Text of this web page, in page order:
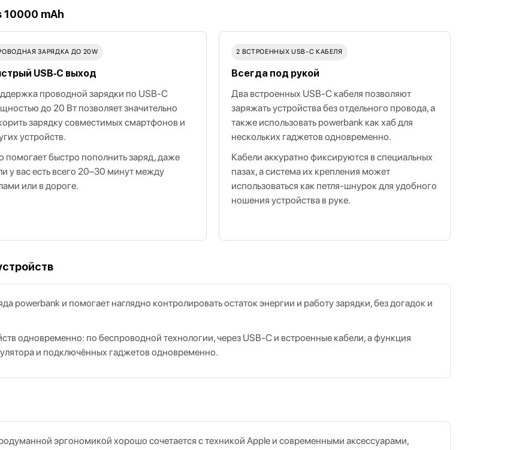
10000 mAh
ЗАРЯДКА ДО 20W
USB‑C выход
проводной зарядки по USB‑C
до 20 Вт позволяет значительно
зарядку совместимых смартфонов и
устройств.
помогает быстро пополнить заряд, даже
у вас есть всего 20–30 минут между
или в дороге.
2 ВСТРОЕННЫХ USB‑C КАБЕЛЯ
Всегда под рукой
Два встроенных USB‑C кабеля позволяют
заряжать устройства без отдельного провода, а
также использовать powerbank как хаб для
нескольких гаджетов одновременно.
Кабели аккуратно фиксируются в специальных
пазах, а система их крепления может
использоваться как петля‑шнурок для удобного
ношения устройства в руке.
powerbank и помогает наглядно контролировать остаток энергии и работу зарядки, без догадок и
одновременно: по беспроводной технологии, через USB‑C и встроенные кабели, а функция
и подключённых гаджетов одновременно.
эргономикой хорошо сочетается с техникой Apple и современными аксессуарами,